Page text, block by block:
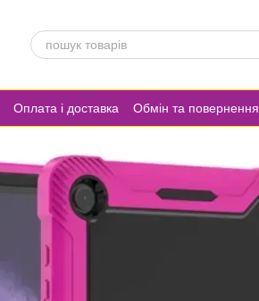
Оплата і доставка Обмін та повернення